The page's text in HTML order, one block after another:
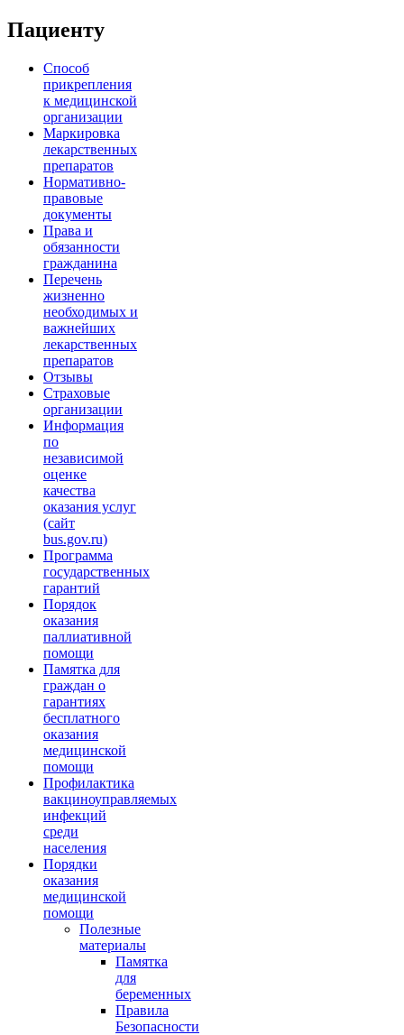
Пациенту
Способ
прикрепления
к медицинской
организации
Маркировка
лекарственных
препаратов
Нормативно-
правовые
документы
Права и
обязанности
гражданина
Перечень
жизненно
необходимых и
важнейших
лекарственных
препаратов
Отзывы
Страховые
организации
Информация
по
независимой
оценке
качества
оказания услуг
(сайт
bus.gov.ru)
Программа
государственных
гарантий
Порядок
оказания
паллиативной
помощи
Памятка для
граждан о
гарантиях
бесплатного
оказания
медицинской
помощи
Профилактика
вакциноуправляемых
инфекций
среди
населения
Порядки
оказания
медицинской
помощи
Полезные
материалы
Памятка
для
беременных
Правила
Безопасности